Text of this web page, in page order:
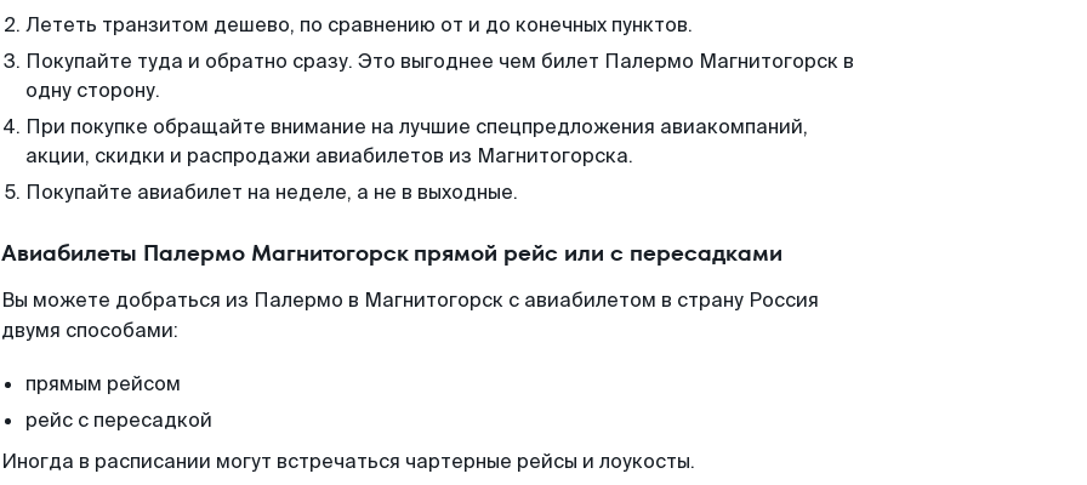
Лететь транзитом дешево, по сравнению от и до конечных пунктов.
Покупайте туда и обратно сразу. Это выгоднее чем билет Палермо Магнитогорск в
одну сторону.
При покупке обращайте внимание на лучшие спецпредложения авиакомпаний,
акции, скидки и распродажи авиабилетов из Магнитогорска.
Покупайте авиабилет на неделе, а не в выходные.
Авиабилеты Палермо Магнитогорск прямой рейс или с пересадками
Вы можете добраться из Палермо в Магнитогорск с авиабилетом в страну Россия
двумя способами:
прямым рейсом
рейс с пересадкой
Иногда в расписании могут встречаться чартерные рейсы и лоукосты.